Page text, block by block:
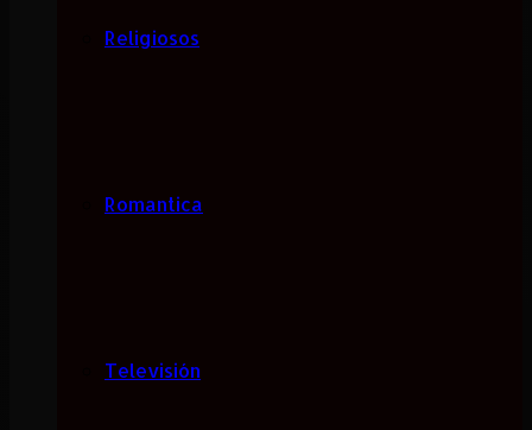
Religiosos
Romantica
Televisión